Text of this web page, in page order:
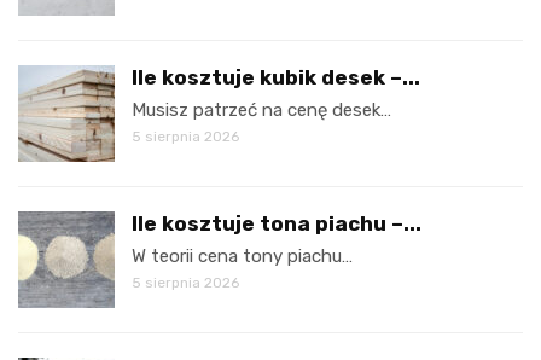
Ile kosztuje kubik desek –...
Musisz patrzeć na cenę desek…
5 sierpnia 2026
Ile kosztuje tona piachu –...
W teorii cena tony piachu…
5 sierpnia 2026